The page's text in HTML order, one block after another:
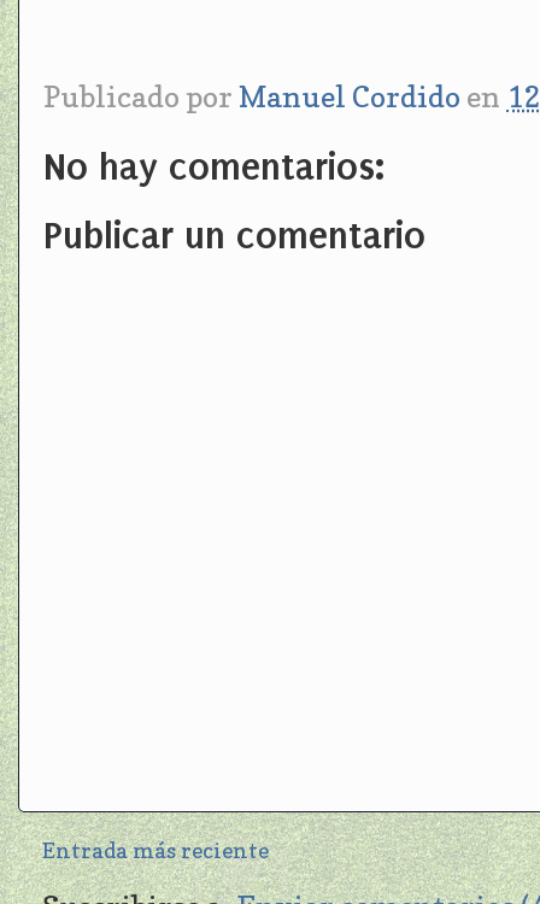
Publicado por Manuel Cordido en
No hay comentarios:
Publicar un comentario
Entrada más reciente